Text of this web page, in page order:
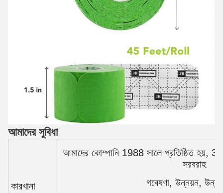
আমাদের সুবিধা
কারখানা
আমাদের কোম্পানি 1988 সালে প্রতিষ্ঠিত হয়, 30
সরবরাহ
গবেষণা, উন্নয়ন,